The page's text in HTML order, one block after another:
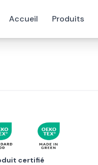
Accueil Produits
certifié